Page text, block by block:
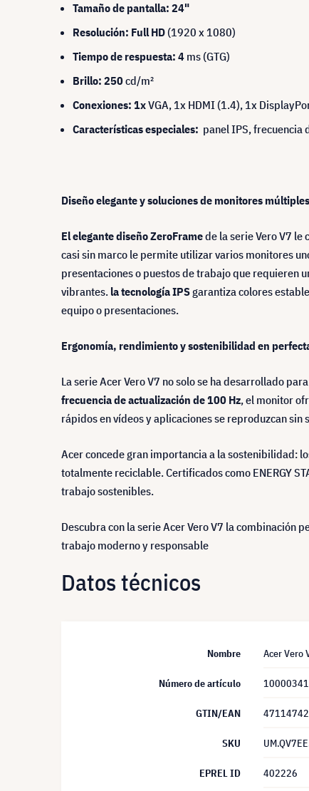
Tamaño de pantalla: 24"
Resolución: Full HD(1920 x 1080)
Tiempo de respuesta: 4 ms (GTG)
Brillo: 250cd/m²
Conexiones: 1xVGA, 1x HDMI (1.4), 1x
Características especiales: panel IPS, frecuencia
Diseño elegante y soluciones de monitores
El elegante diseño ZeroFramede la serie Vero V7
casi sin marco le permite utilizar varios monitores
presentaciones o puestos de trabajo que requieren
vibrantes. la tecnología IPSgarantiza colores
equipo o presentaciones.
Ergonomía, rendimiento y sostenibilidad en
La serie Acer Vero V7 no solo se ha desarrollado
frecuencia de actualización de 100 Hz, el monitor
rápidos en vídeos y aplicaciones se reproduzcan sin
Acer concede gran importancia a la sostenibilidad:
totalmente reciclable. Certificados como ENERGY
trabajo sostenibles.
Descubra con la serie Acer Vero V7 la combinación
trabajo moderno y responsable
Datos técnicos
Nombre Acer Vero
Número de artículo
GTIN/EAN
SKU
EPREL ID 402226